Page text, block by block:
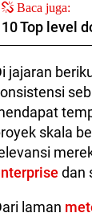
Baca juga:
10 Top level
jajaran
skala
dan
laman